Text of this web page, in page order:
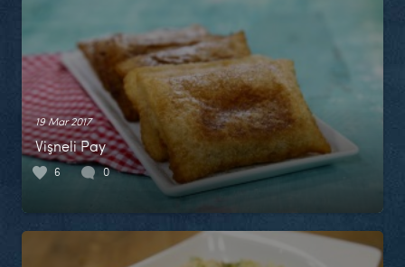
19 Mar 2017
Vişneli Pay
6 0